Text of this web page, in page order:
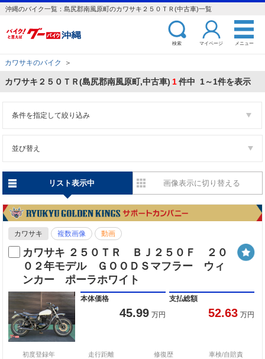
沖縄のバイク一覧：島尻郡南風原町のカワサキ２５０ＴＲ(中古車)一覧
検索 マイページ メニュー
カワサキのバイク ＞
カワサキ２５０ＴＲ(島尻郡南風原町,中古車) 1件中 1～1件を表示
条件を指定して絞り込み
並び替え
リスト表示中 画像表示に切り替える
カワサキ 複数画像 動画
カワサキ ２５０ＴＲ ＢＪ２５０Ｆ ２０
０２年モデル ＧＯＯＤＳマフラー ウィ
ンカー ポーラホワイト
本体価格
45.99 万円
支払総額
52.63 万円
初度登録年
走行距離
修復歴
車検/自賠責